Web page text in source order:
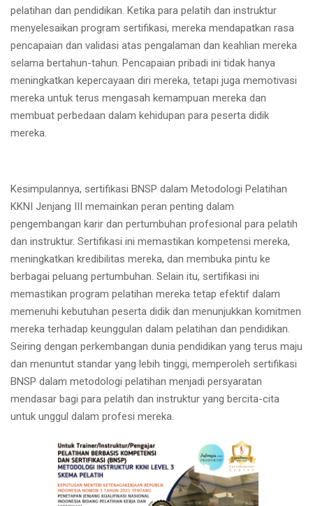
pelatihan dan pendidikan. Ketika para pelatih dan instruktur
menyelesaikan program sertifikasi, mereka mendapatkan rasa
pencapaian dan validasi atas pengalaman dan keahlian mereka
selama bertahun-tahun. Pencapaian pribadi ini tidak hanya
meningkatkan kepercayaan diri mereka, tetapi juga memotivasi
mereka untuk terus mengasah kemampuan mereka dan
membuat perbedaan dalam kehidupan para peserta didik
mereka.
Kesimpulannya, sertifikasi BNSP dalam Metodologi Pelatihan
KKNI Jenjang III memainkan peran penting dalam
pengembangan karir dan pertumbuhan profesional para pelatih
dan instruktur. Sertifikasi ini memastikan kompetensi mereka,
meningkatkan kredibilitas mereka, dan membuka pintu ke
berbagai peluang pertumbuhan. Selain itu, sertifikasi ini
memastikan program pelatihan mereka tetap efektif dalam
memenuhi kebutuhan peserta didik dan menunjukkan komitmen
mereka terhadap keunggulan dalam pelatihan dan pendidikan.
Seiring dengan perkembangan dunia pendidikan yang terus maju
dan menuntut standar yang lebih tinggi, memperoleh sertifikasi
BNSP dalam metodologi pelatihan menjadi persyaratan
mendasar bagi para pelatih dan instruktur yang bercita-cita
untuk unggul dalam profesi mereka.